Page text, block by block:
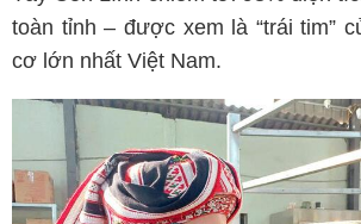
toàn tỉnh – được xem là “trái tim”
cơ lớn nhất Việt Nam.